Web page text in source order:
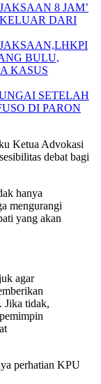
8 JAM’
DARI
BULU,
KASUS
SETELAH
DI PARON
Ketua Advokasi
debat bagi
hanya
mengurangi
yang akan
agar
Jika tidak,
perhatian KPU